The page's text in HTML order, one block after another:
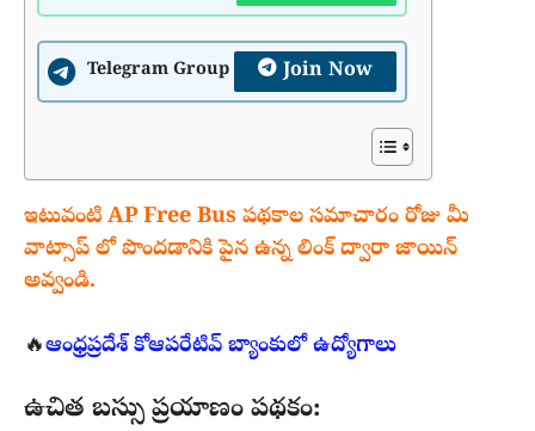
Telegram Group Join Now
ఇటువంటి AP Free Bus పథకాల సమాచారం రోజు మీ
వాట్సాప్ లో పొందడానికి పైన ఉన్న లింక్ ద్వారా జాయిన్
అవ్వండి.
🔥ఆంధ్రప్రదేశ్ కోఆపరేటివ్ బ్యాంకులో ఉద్యోగాలు
ఉచిత బస్సు ప్రయాణం పథకం: